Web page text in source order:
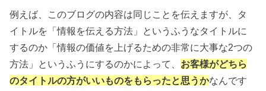
例えば、このブログの内容は同じことを伝えますが、タ
イトルを「情報を伝える方法」というふうなタイトルに
するのか「情報の価値を上げるための非常に大事な2つの
方法」というふうにするのかによって、 お客様がどちら
のタイトルの方がいいものをもらったと思うかなんです